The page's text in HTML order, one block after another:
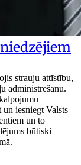
strauju attīstību,
administrēšanu.
iesniegt Valsts
un to
būtiski